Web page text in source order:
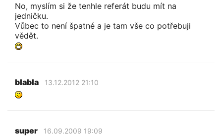
No, myslím si že tenhle referát budu mít na
jedničku.
Vůbec to není špatné a je tam vše co potřebuji
vědět.
blabla 13.12.2012 21:10
super 16.09.2009 19:09